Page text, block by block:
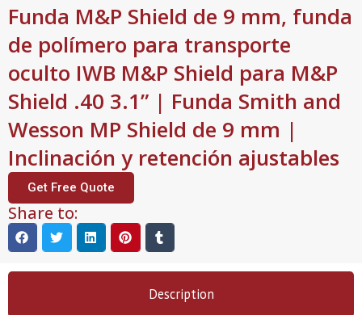
Funda M&P Shield de 9 mm, funda
de polímero para transporte
oculto IWB M&P Shield para M&P
Shield .40 3.1” | Funda Smith and
Wesson MP Shield de 9 mm |
Inclinación y retención ajustables
Get Free Quote
Share to:
Description